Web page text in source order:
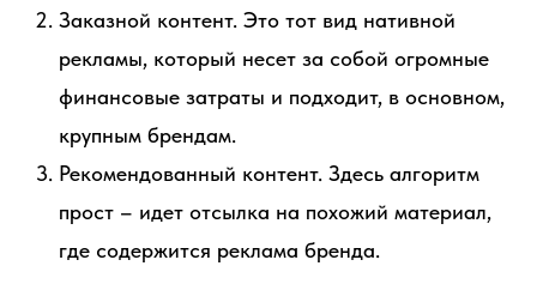
Заказной контент. Это тот вид нативной
рекламы, который несет за собой огромные
финансовые затраты и подходит, в основном,
крупным брендам.
Рекомендованный контент. Здесь алгоритм
прост – идет отсылка на похожий материал,
где содержится реклама бренда.